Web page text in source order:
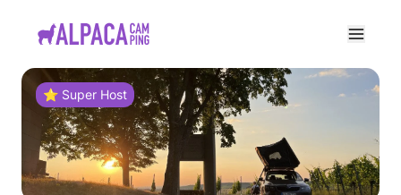
⭐ Super Host